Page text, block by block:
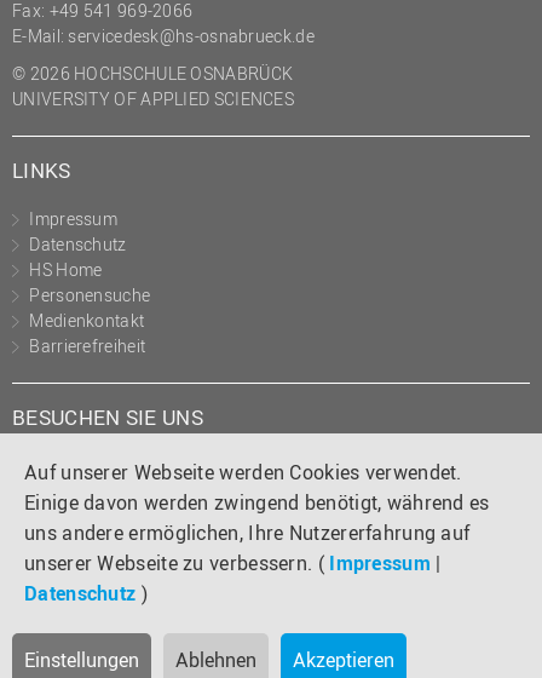
Auf unserer Webseite werden Cookies verwendet.
Einige davon werden zwingend benötigt, während es
uns andere ermöglichen, Ihre Nutzererfahrung auf
unserer Webseite zu verbessern. ( Impressum |
Datenschutz )
Einstellungen Ablehnen Akzeptieren
Fax: +49 541 969-2066
E-Mail: servicedesk@hs-osnabrueck.de
© 2026 HOCHSCHULE OSNABRÜCK
UNIVERSITY OF APPLIED SCIENCES
LINKS
Impressum
Datenschutz
HS Home
Personensuche
Medienkontakt
Barrierefreiheit
BESUCHEN SIE UNS
Instagram
TiktokLinkedIn
YouTube
Facebook